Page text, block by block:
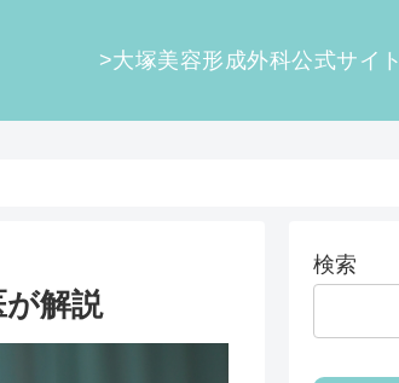
>大塚美容形成外科公式サイト
解説
検索